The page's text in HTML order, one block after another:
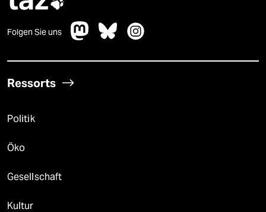
Folgen Sie uns
Ressorts
Politik
Öko
Gesellschaft
Kultur